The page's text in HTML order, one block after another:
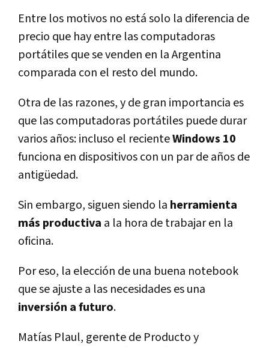
Entre los motivos no está solo la diferencia de
precio que hay entre las computadoras
portátiles que se venden en la Argentina
comparada con el resto del mundo.
Otra de las razones, y de gran importancia es
que las computadoras portátiles puede durar
varios años: incluso el recienteWindows 10
funciona en dispositivos con un par de años de
antigüedad.
Sin embargo, siguen siendo la herramienta
más productiva a la hora de trabajar en la
oficina.
Por eso, la elección de una buena notebook
que se ajuste a las necesidades es una
inversión a futuro.
Matías Plaul, gerente de Producto y